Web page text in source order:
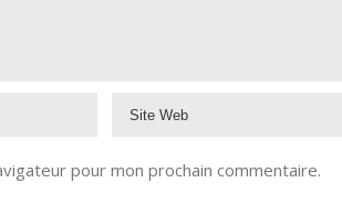
pour mon prochain commentaire.